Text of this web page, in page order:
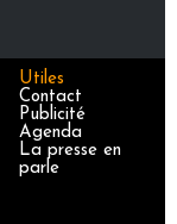
Utiles
Contact
Publicité
Agenda
La presse en
parle